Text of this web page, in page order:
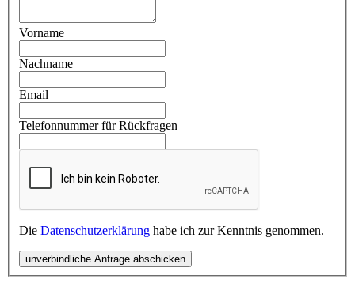
Vorname
Nachname
Email
Telefonnummer für Rückfragen
Die Datenschutzerklärung habe ich zur Kenntnis genommen.
unverbindliche Anfrage abschicken